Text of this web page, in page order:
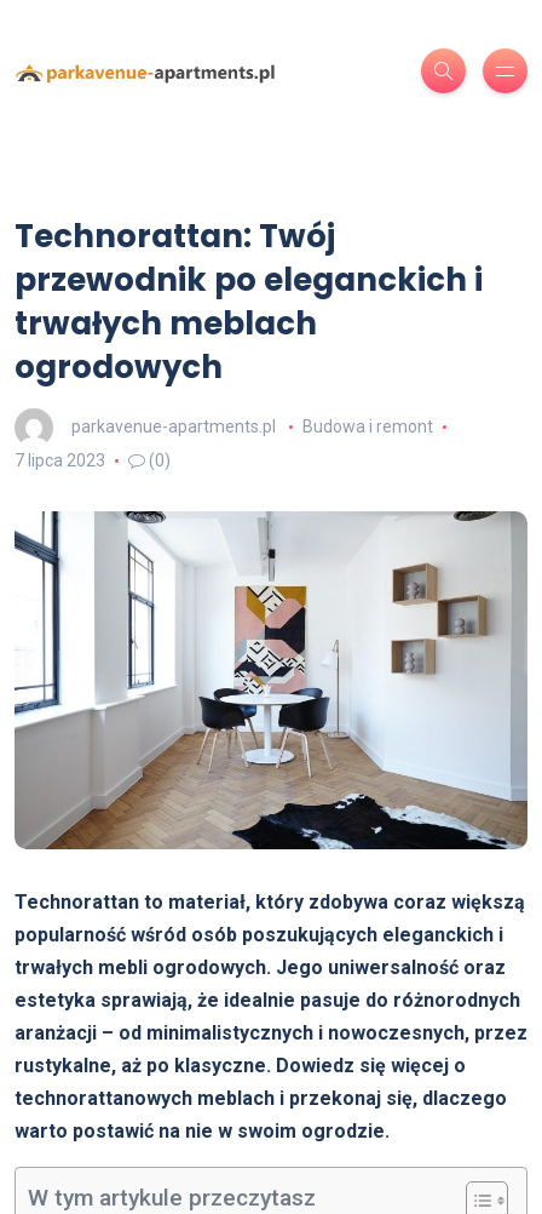
Technorattan: Twój
przewodnik po eleganckich i
trwałych meblach
ogrodowych
parkavenue-apartments.pl
Budowa i remont
7 lipca 2023
(0)
Technorattan to materiał, który zdobywa coraz większą
popularność wśród osób poszukujących eleganckich i
trwałych mebli ogrodowych. Jego uniwersalność oraz
estetyka sprawiają, że idealnie pasuje do różnorodnych
aranżacji – od minimalistycznych i nowoczesnych, przez
rustykalne, aż po klasyczne. Dowiedz się więcej o
technorattanowych meblach i przekonaj się, dlaczego
warto postawić na nie w swoim ogrodzie.
W tym artykule przeczytasz